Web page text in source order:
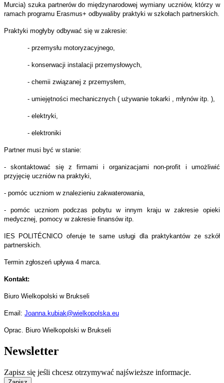
Murcia) szuka partnerów do międzynarodowej wymiany uczniów, którzy w
ramach programu Erasmus+ odbywaliby praktyki w szkołach partnerskich.
Praktyki mogłyby odbywać się w zakresie:
- przemysłu motoryzacyjnego,
- konserwacji instalacji przemysłowych,
- chemii związanej z przemysłem,
- umiejętności mechanicznych ( używanie tokarki , młynów itp. ),
- elektryki,
- elektroniki
Partner musi być w stanie:
- skontaktować się z firmami i organizacjami non-profit i umożliwić
przyjęcię uczniów na praktyki,
- pomóc uczniom w znalezieniu zakwaterowania,
- pomóc uczniom podczas pobytu w innym kraju w zakresie opieki
medycznej, pomocy w zakresie finansów itp.
IES POLITÉCNICO oferuje te same usługi dla praktykantów ze szkół
partnerskich.
Termin zgłoszeń upływa 4 marca.
Kontakt:
Biuro Wielkopolski w Brukseli
Email: Joanna.kubiak@wielkopolska.eu
Oprac. Biuro Wielkopolski w Brukseli
Newsletter
Zapisz się jeśli chcesz otrzymywać najświeższe informacje.